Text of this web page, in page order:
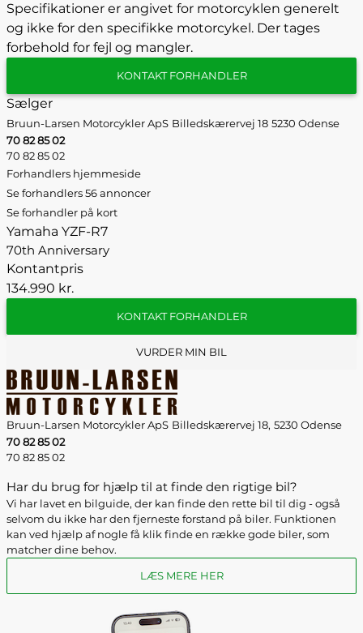
Specifikationer er angivet for motorcyklen generelt
og ikke for den specifikke motorcykel. Der tages
forbehold for fejl og mangler.
KONTAKT FORHANDLER
Sælger
Bruun-Larsen Motorcykler ApS Billedskærervej 18 5230 Odense
70 82 85 02
70 82 85 02
Forhandlers hjemmeside
Se forhandlers 56 annoncer
Se forhandler på kort
Yamaha YZF-R7
70th Anniversary
Kontantpris
134.990 kr.
KONTAKT FORHANDLER
VURDER MIN BIL
Bruun-Larsen Motorcykler ApS Billedskærervej 18, 5230 Odense
70 82 85 02
70 82 85 02
Har du brug for hjælp til at finde den rigtige bil?
Vi har lavet en bilguide, der kan finde den rette bil til dig - også
selvom du ikke har den fjerneste forstand på biler. Funktionen
kan ved hjælp af nogle få klik finde en række gode biler, som
matcher dine behov.
LÆS MERE HER